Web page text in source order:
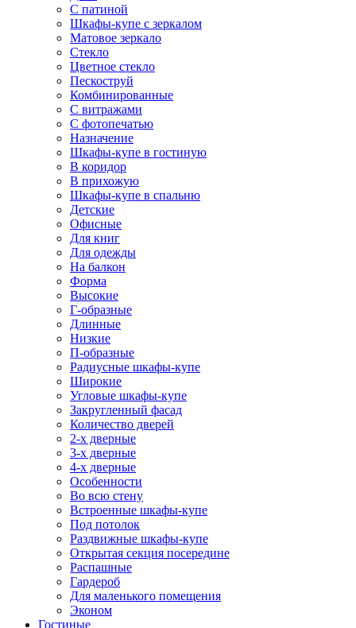
С патиной
Шкафы-купе с зеркалом
Матовое зеркало
Стекло
Цветное стекло
Пескоструй
Комбинированные
С витражами
С фотопечатью
Назначение
Шкафы-купе в гостиную
В коридор
В прихожую
Шкафы-купе в спальню
Детские
Офисные
Для книг
Для одежды
На балкон
Форма
Высокие
Г-образные
Длинные
Низкие
П-образные
Радиусные шкафы-купе
Широкие
Угловые шкафы-купе
Закругленный фасад
Количество дверей
2-х дверные
3-х дверные
4-х дверные
Особенности
Во всю стену
Встроенные шкафы-купе
Под потолок
Раздвижные шкафы-купе
Открытая секция посередине
Распашные
Гардероб
Для маленького помещения
Эконом
Гостиные